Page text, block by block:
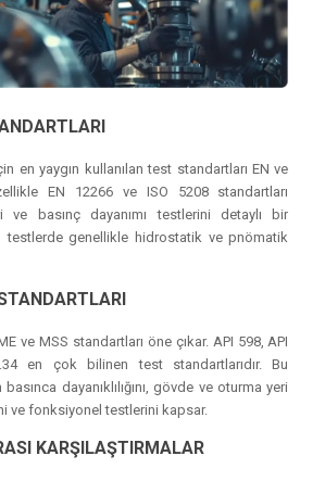
en yaygın kullanılan test standartları EN ve
EN 12266 ve ISO 5208 standartları
ve basınç dayanımı testlerini detaylı bir
testlerde genellikle hidrostatik ve pnömatik
ve MSS standartları öne çıkar. API 598, API
en çok bilinen test standartlarıdır. Bu
dayanıklılığını, gövde ve oturma yeri
ve fonksiyonel testlerini kapsar.
KARŞILAŞTIRMALAR